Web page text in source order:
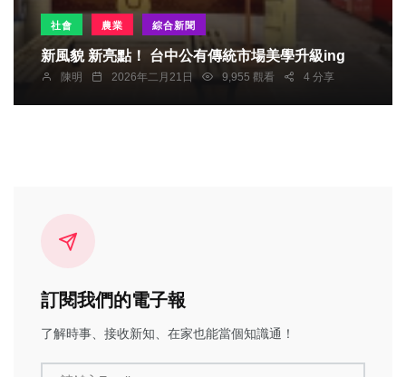
社會 農業 綜合新聞
新風貌 新亮點！ 台中公有傳統市場美學升級ing
陳明 2026年二月21日 9,955 觀看 4 分享
訂閱我們的電子報
了解時事、接收新知、在家也能當個知識通！